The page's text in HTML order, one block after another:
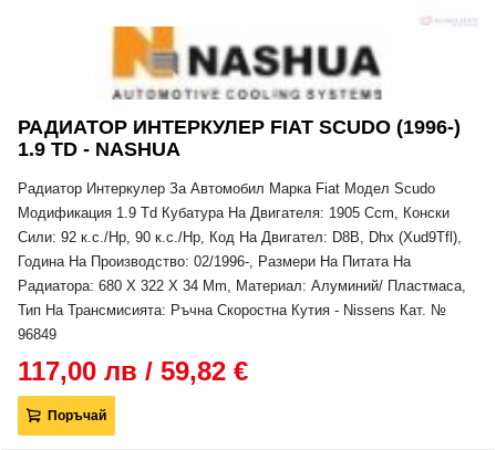
РАДИАТОР ИНТЕРКУЛЕР FIAT SCUDO (1996-)
1.9 TD - NASHUA
Радиатор Интеркулер За Автомобил Марка Fiat Модел Scudo
Модификация 1.9 Td Кубатура На Двигателя: 1905 Ccm, Конски
Сили: 92 к.с./Hp, 90 к.с./Hp, Код На Двигател: D8B, Dhx (Xud9Tfl),
Година На Производство: 02/1996-, Размери На Питата На
Радиатора: 680 X 322 X 34 Mm, Материал: Алуминий/ Пластмаса,
Тип На Трансмисията: Ръчна Скоростна Кутия - Nissens Кат. №
96849
117,00 лв / 59,82 €
Поръчай